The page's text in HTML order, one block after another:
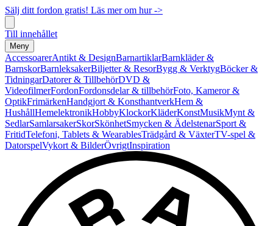
Sälj ditt fordon gratis! Läs mer om hur ->
Till innehållet
Meny
AccessoarerAntikt & DesignBarnartiklarBarnkläder &
BarnskorBarnleksakerBiljetter & ResorBygg & VerktygBöcker &
TidningarDatorer & TillbehörDVD &
VideofilmerFordonFordonsdelar & tillbehörFoto, Kameror &
OptikFrimärkenHandgjort & KonsthantverkHem &
HushållHemelektronikHobbyKlockorKläderKonstMusikMynt &
SedlarSamlarsakerSkorSkönhetSmycken & ÄdelstenarSport &
FritidTelefoni, Tablets & WearablesTrädgård & VäxterTV-spel &
DatorspelVykort & BilderÖvrigtInspiration